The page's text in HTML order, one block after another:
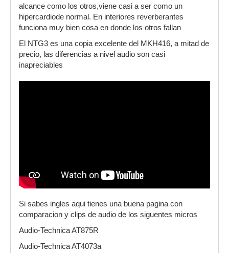
alcance como los otros,viene casi a ser como un
hipercardiode normal. En interiores reverberantes
funciona muy bien cosa en donde los otros fallan
El NTG3 es una copia excelente del MKH416, a mitad de
precio, las diferencias a nivel audio son casi
inapreciables
Si sabes ingles aqui tienes una buena pagina con
comparacion y clips de audio de los siguentes micros
Audio-Technica AT875R
Audio-Technica AT4073a